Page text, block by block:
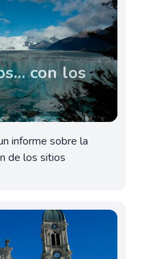
con los
informe sobre la
de los sitios